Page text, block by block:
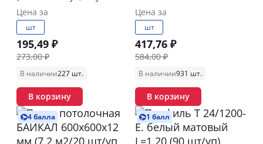
поддон)
Цена за
шт
195,49 ₽
273,00 ₽
В наличии227 шт.
В корзину
Цена за
шт
417,76 ₽
584,00 ₽
В наличии931 шт.
В корзину
4 балла 1 балл